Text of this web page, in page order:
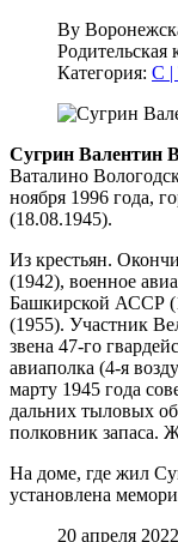
By
Родительская
Категория: С |
Сугрин Валентин
Ваталино
ноября 1996 года,
(18.08.1945).
Из крестьян.
(1942), военное
Башкирской АССР
(1955). Участник
звена 47-го
авиаполка (4-я
марту 1945 года
дальних тыловых
полковник запаса.
На доме, где жил
установлена
20 апреля 2022